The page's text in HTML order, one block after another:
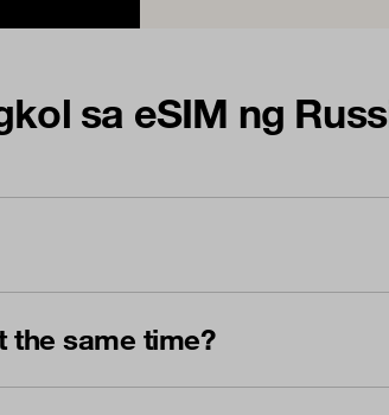
sa eSIM ng
the same time?